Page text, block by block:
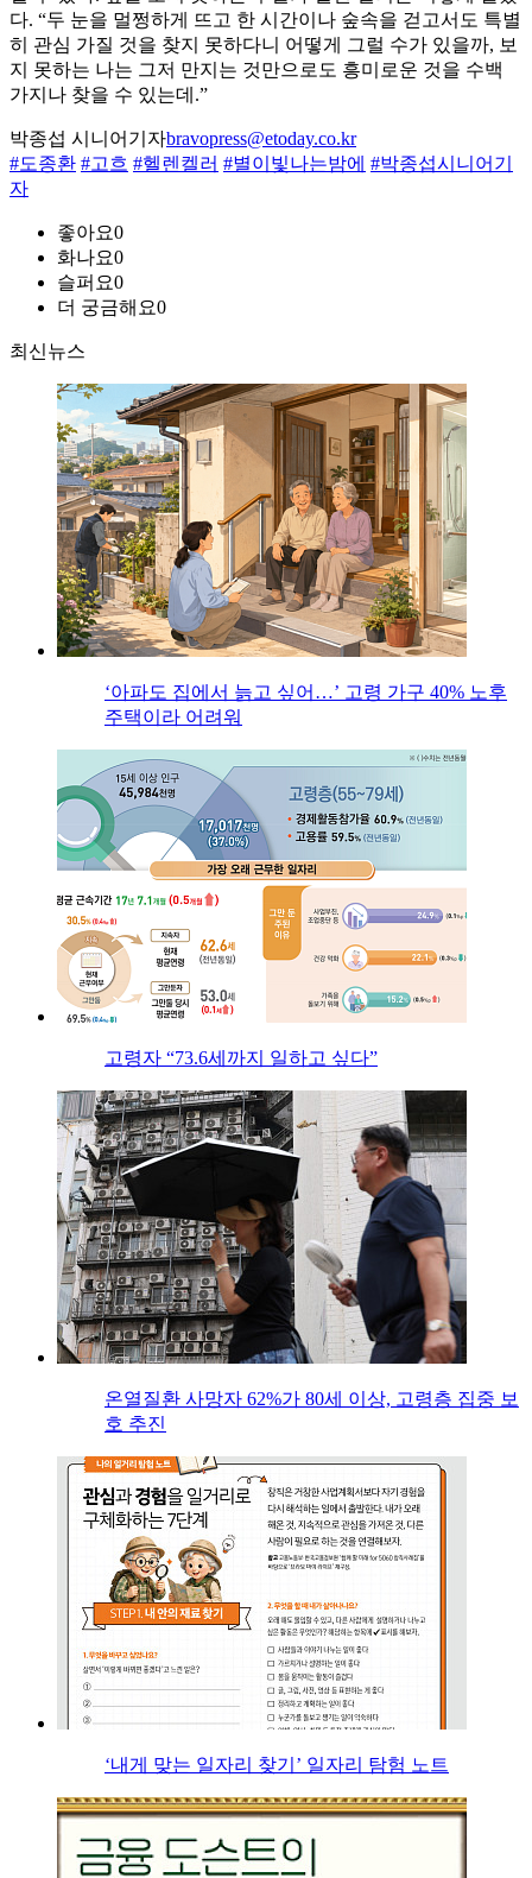
다. “두 눈을 멀쩡하게 뜨고 한 시간이나 숲속을 걷고서도 특별
히 관심 가질 것을 찾지 못하다니 어떻게 그럴 수가 있을까, 보
지 못하는 나는 그저 만지는 것만으로도 흥미로운 것을 수백
가지나 찾을 수 있는데.”
박종섭 시니어기자bravopress@etoday.co.kr
#도종환 #고흐 #헬렌켈러 #별이빛나는밤에 #박종섭시니어기
자
좋아요0
화나요0
슬퍼요0
더 궁금해요0
최신뉴스
‘아파도 집에서 늙고 싶어…’ 고령 가구 40% 노후
주택이라 어려워
고령자 “73.6세까지 일하고 싶다”
온열질환 사망자 62%가 80세 이상, 고령층 집중 보
호 추진
‘내게 맞는 일자리 찾기’ 일자리 탐험 노트